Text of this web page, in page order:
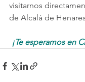
visitarnos
de Alcalá de
¡Te esperamos en